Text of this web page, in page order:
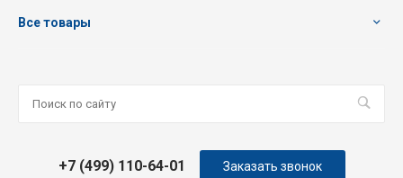
Все товары
+7 (499) 110-64-01 Заказать звонок